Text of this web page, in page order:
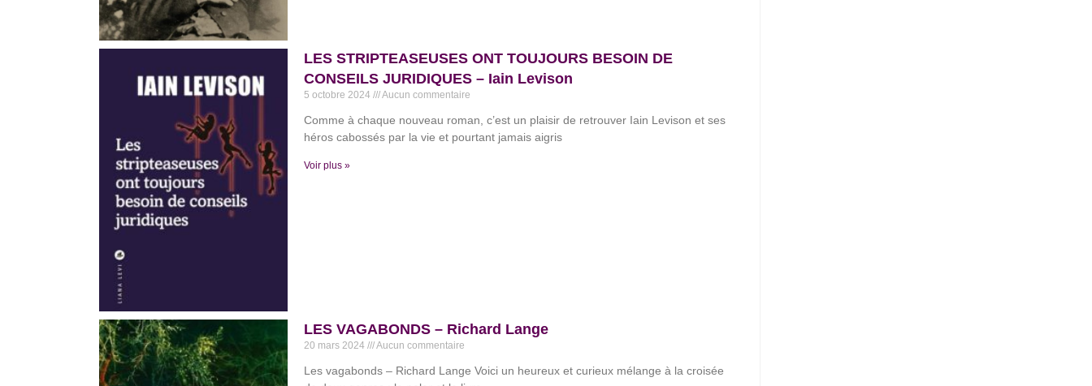
LES STRIPTEASEUSES ONT TOUJOURS BESOIN DE
CONSEILS JURIDIQUES – Iain Levison
5 octobre 2024 Aucun commentaire
Comme à chaque nouveau roman, c’est un plaisir de retrouver Iain Levison et ses
héros cabossés par la vie et pourtant jamais aigris
Voir plus »
LES VAGABONDS – Richard Lange
20 mars 2024 Aucun commentaire
Les vagabonds – Richard Lange Voici un heureux et curieux mélange à la croisée